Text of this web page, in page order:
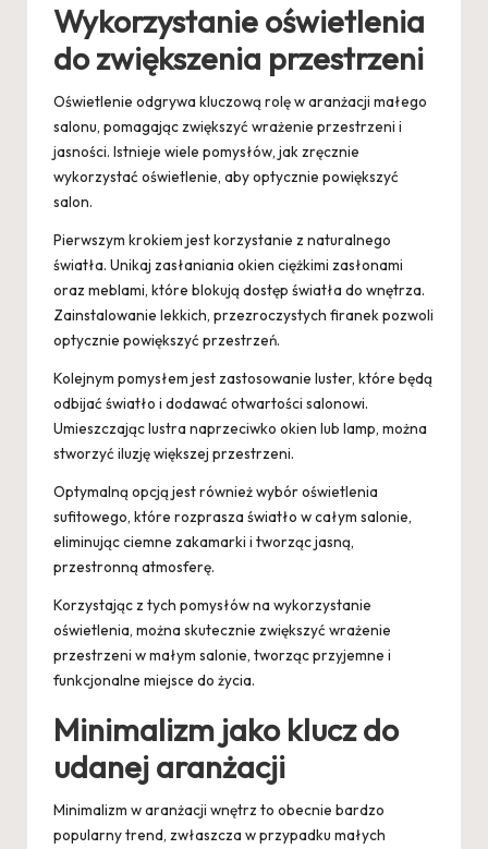
Wykorzystanie oświetlenia
do zwiększenia przestrzeni
Oświetlenie odgrywa kluczową rolę w aranżacji małego
salonu, pomagając zwiększyć wrażenie przestrzeni i
jasności. Istnieje wiele pomysłów, jak zręcznie
wykorzystać oświetlenie, aby optycznie powiększyć
salon.
Pierwszym krokiem jest korzystanie z naturalnego
światła. Unikaj zasłaniania okien ciężkimi zasłonami
oraz meblami, które blokują dostęp światła do wnętrza.
Zainstalowanie lekkich, przezroczystych firanek pozwoli
optycznie powiększyć przestrzeń.
Kolejnym pomysłem jest zastosowanie luster, które będą
odbijać światło i dodawać otwartości salonowi.
Umieszczając lustra naprzeciwko okien lub lamp, można
stworzyć iluzję większej przestrzeni.
Optymalną opcją jest również wybór oświetlenia
sufitowego, które rozprasza światło w całym salonie,
eliminując ciemne zakamarki i tworząc jasną,
przestronną atmosferę.
Korzystając z tych pomysłów na wykorzystanie
oświetlenia, można skutecznie zwiększyć wrażenie
przestrzeni w małym salonie, tworząc przyjemne i
funkcjonalne miejsce do życia.
Minimalizm jako klucz do
udanej aranżacji
Minimalizm w aranżacji wnętrz to obecnie bardzo
popularny trend, zwłaszcza w przypadku małych